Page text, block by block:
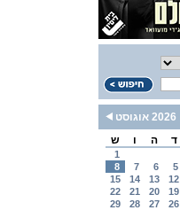
2026 אוגוסט
ד ה ו ש
1
5
6
7
8
12
13
14
15
19
20
21
22
26
27
28
29